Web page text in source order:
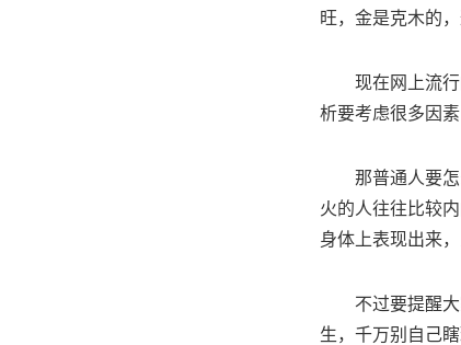
旺，金是克木的
现在网上流
析要考虑很多因
那普通人要
火的人往往比较
身体上表现出来
不过要提醒
生，千万别自己